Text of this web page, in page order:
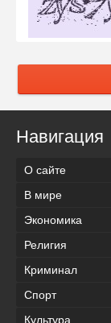
Навигация
О сайте
В мире
Экономика
Религия
Криминал
Спорт
Культура